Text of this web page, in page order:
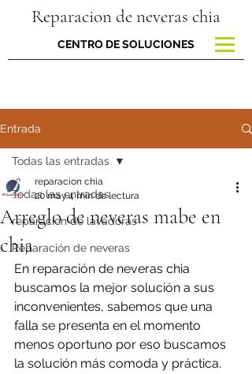
Reparacion de neveras chia
CENTRO DE SOLUCIONES
Entrada
Todas las entradas
reparacion de lavadoras
Reparación de neveras
Todas las entradas
Arreglo de neveras mabe en
chia
reparacion chia
20 may4 min de lectura
En reparación de neveras chia
buscamos la mejor solución a sus
inconvenientes, sabemos que una
falla se presenta en el momento
menos oportuno por eso buscamos
la solución más comoda y práctica.